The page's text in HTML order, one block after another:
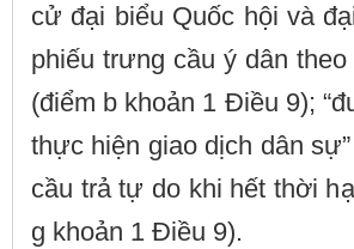
cử đại biểu Quốc hội và
phiếu trưng cầu ý dân
(điểm b khoản 1 Điều 9);
thực hiện giao dịch dân
cầu trả tự do khi hết thời
g khoản 1 Điều 9).